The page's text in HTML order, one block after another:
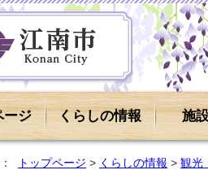
ージ くらしの情報 施
トップページ > くらしの情報 > 観光